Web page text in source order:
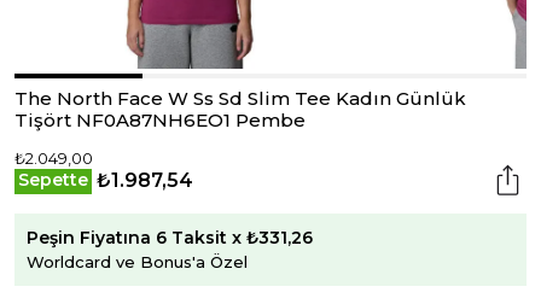
The North Face W Ss Sd Slim Tee Kadın Günlük
Tişört NF0A87NH6EO1 Pembe
₺2.049,00
Sepette ₺1.987,54
Peşin Fiyatına 6 Taksit x ₺331,26
Worldcard ve Bonus'a Özel